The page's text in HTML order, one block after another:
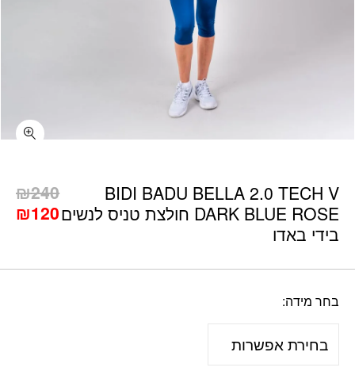
BIDI BADU BELLA 2.0 TECH V
DARK BLUE ROSE חולצת טניס לנשים
בידי באדו
₪240
המחיר
₪240.
₪120
בחר מידה